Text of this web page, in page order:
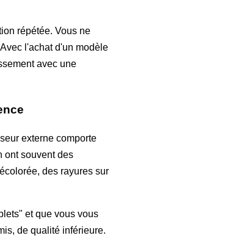
répétée. Vous ne
l'achat d'un modèle
avec une
externe comporte
ont souvent des
des rayures sur
et que vous vous
de qualité inférieure.